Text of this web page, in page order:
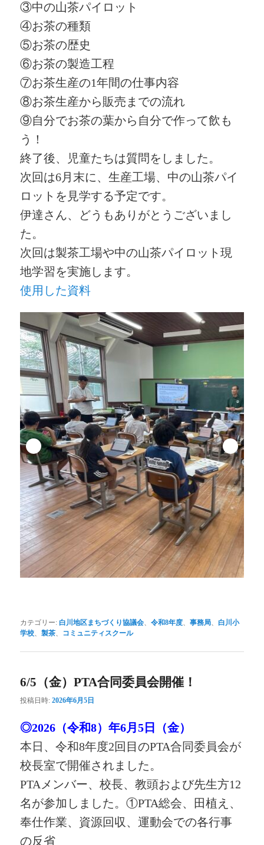
③中の山茶パイロット
④お茶の種類
⑤お茶の歴史
⑥お茶の製造工程
⑦お茶生産の1年間の仕事内容
⑧お茶生産から販売までの流れ
⑨自分でお茶の葉から自分で作って飲も
う！
終了後、児童たちは質問をしました。
次回は6月末に、生産工場、中の山茶パイ
ロットを見学する予定です。
伊達さん、どうもありがとうございまし
た。
次回は製茶工場や中の山茶パイロット現
地学習を実施します。
使用した資料
カテゴリー: 白川地区まちづくり協議会、令和8年度、事務局、 白川小
学校、製茶、 コミュニティスクール
6/5（金）PTA合同委員会開催！
投稿日時:2026年6月5日
◎2026（令和8）年6月5日（金）
本日、令和8年度2回目のPTA合同委員会が
校長室で開催されました。
PTAメンバー、校長、教頭および先生方12
名が参加しました。①PTA総会、田植え、
奉仕作業、資源回収、運動会での各行事
の反省